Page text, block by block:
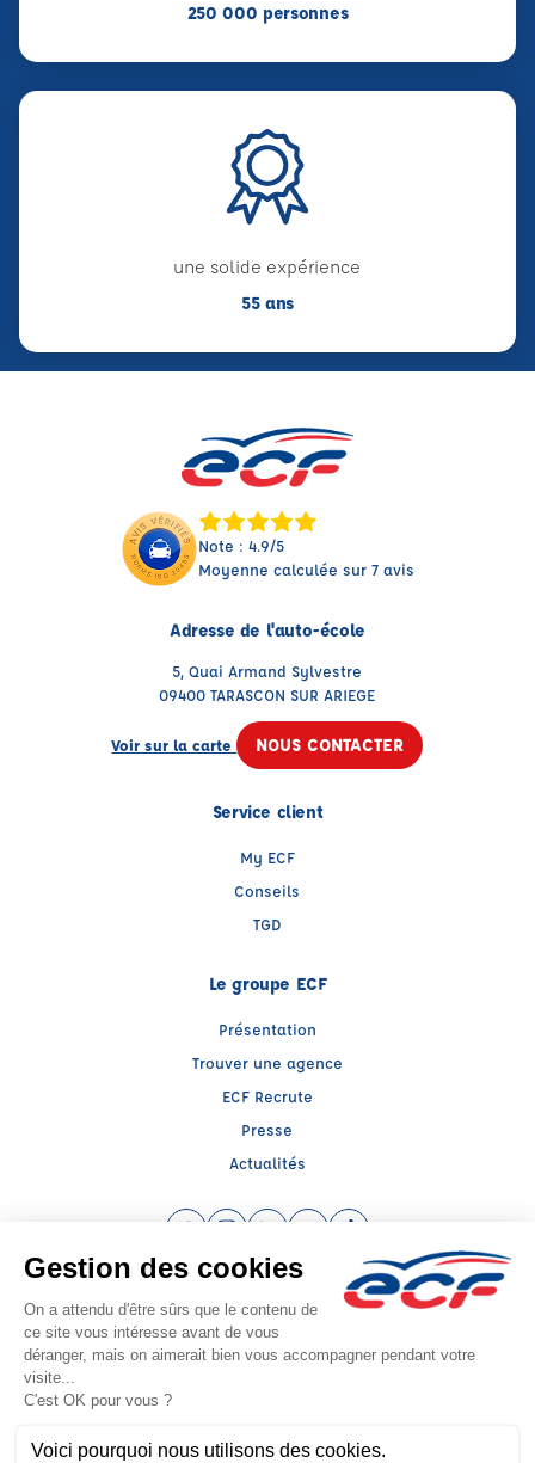
250 000 personnes
une solide expérience
55 ans
Note : 4.9/5
Moyenne calculée sur 7 avis
Adresse de l'auto-école
5, Quai Armand Sylvestre
09400 TARASCON SUR ARIEGE
Voir sur la carte NOUS CONTACTER
Service client
My ECF
Conseils
TGD
Le groupe ECF
Présentation
Trouver une agence
ECF Recrute
Presse
Actualités
Instagram (nouvelle fenêtre)
LinkedIn (nouvelle fenêtre)
YouTube (nouvelle fenêtre)
TikTok (nouvelle
Raison sociale : DRIVE FORMATION - Capital social: 500000€
SIREN: 919854018 - Numéro de TVA intracommunautaire: FR 45 919854018
Agrément n°E2300900020
Siège social : 33, Rue des Carmes , PAMIERS (09100) - Représentant légal :